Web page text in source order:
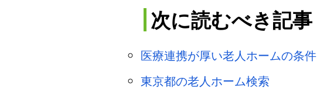
次に読むべき記事
医療連携が厚い老人ホームの条件
東京都の老人ホーム検索